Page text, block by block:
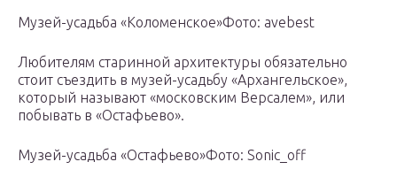
Музей-усадьба «Коломенское»Фото: avebest
Любителям старинной архитектуры обязательно
стоит съездить в музей-усадьбу «Архангельское»,
который называют «московским Версалем», или
побывать в «Остафьево».
Музей-усадьба «Остафьево»Фото: Sonic_off